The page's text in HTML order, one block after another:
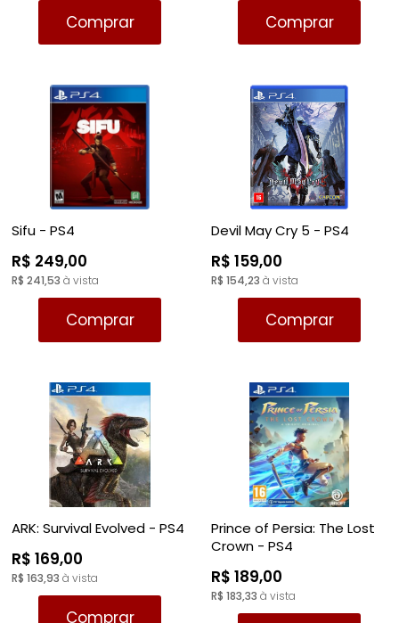
TIRO: 1ª PESSOA: FPS
VR - REALIDADE VIRTUAL
TIRO; 1ª PESSOA
TIRO; 3ª PESSOA
VOLANTE
TIRO: 1ª PESSOA: FPS
TIRO: 3ª PESSOA
Comprar Comprar
Sifu - PS4
R$ 249,00
R$ 241,53 à vista
Comprar
Devil May Cry 5 - PS4
R$ 159,00
R$ 154,23 à vista
Comprar
ARK: Survival Evolved - PS4
R$ 169,00
R$ 163,93 à vista
Comprar
Prince of Persia: The Lost
Crown - PS4
R$ 189,00
R$ 183,33 à vista